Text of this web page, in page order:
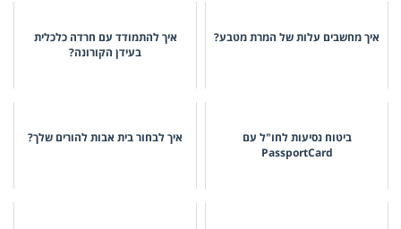
איך מחשבים עלות של המרת מטבע?
איך להתמודד עם חרדה כלכלית
בעידן הקורונה?
ביטוח נסיעות לחו"ל עם
PassportCard
איך לבחור בית אבות להורים שלך?